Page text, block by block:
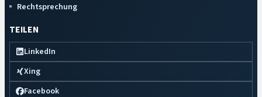
Rechtsprechung
TEILEN
LinkedIn
Xing
Facebook